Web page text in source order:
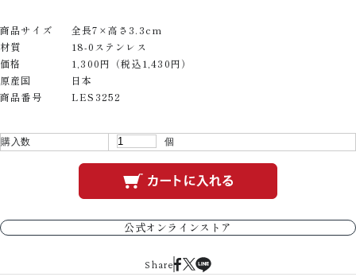
商品サイズ
全長7×高さ3.3cm
材質
18-0ステンレス
価格
1,300円（税込1,430円）
原産国
日本
商品番号
LES3252
購入数 個
公式オンラインストア
Share